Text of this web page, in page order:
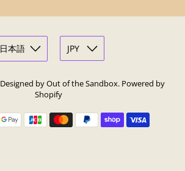
Designed by Out of the Sandbox. Powered by
Shopify